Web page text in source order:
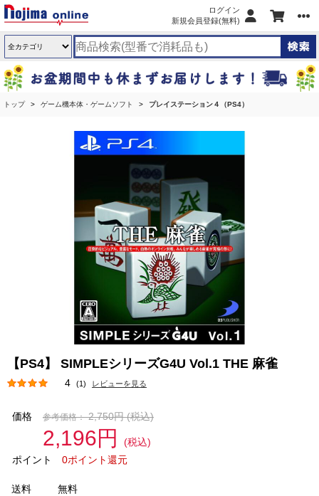
ログイン
新規会員登録(無料)
トップ ゲーム機本体・ゲームソフト プレイステーション４（PS4）
【PS4】 SIMPLEシリーズG4U Vol.1 THE 麻雀
4 (1) レビューを見る
価格 参考価格： 2,750円(税込)
2,196円
(税込)
ポイント
0ポイント還元
送料
無料